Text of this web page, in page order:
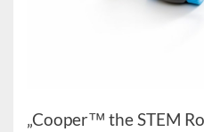
„Cooper™ the STEM